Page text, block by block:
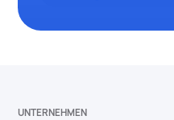
UNTERNEHMEN